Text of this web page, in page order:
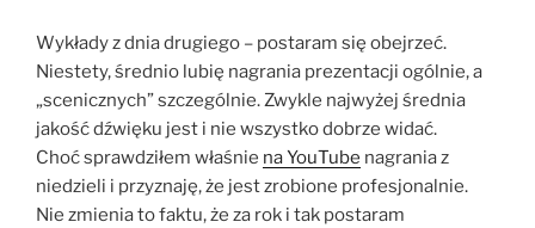
Wykłady z dnia drugiego – postaram się obejrzeć.
Niestety, średnio lubię nagrania prezentacji ogólnie, a
„scenicznych” szczególnie. Zwykle najwyżej średnia
jakość dźwięku jest i nie wszystko dobrze widać.
Choć sprawdziłem właśnie na YouTube nagrania z
niedzieli i przyznaję, że jest zrobione profesjonalnie.
Nie zmienia to faktu, że za rok i tak postaram